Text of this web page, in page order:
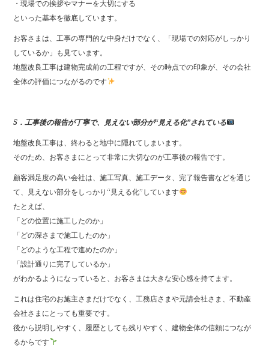
・現場での挨拶やマナーを大切にする
といった基本を徹底しています。
お客さまは、工事の専門的な中身だけでなく、「現場での対応がしっかり
しているか」も見ています。
地盤改良工事は建物完成前の工程ですが、その時点での印象が、その会社
全体の評価につながるのです
5．工事後の報告が丁寧で、見えない部分が“見える化”されている
地盤改良工事は、終わると地中に隠れてしまいます。
そのため、お客さまにとって非常に大切なのが工事後の報告です。
顧客満足度の高い会社は、施工写真、施工データ、完了報告書などを通じ
て、見えない部分をしっかり“見える化”しています
たとえば、
「どの位置に施工したのか」
「どの深さまで施工したのか」
「どのような工程で進めたのか」
「設計通りに完了しているか」
がわかるようになっていると、お客さまは大きな安心感を持てます。
これは住宅のお施主さまだけでなく、工務店さまや元請会社さま、不動産
会社さまにとっても重要です。
後から説明しやすく、履歴としても残りやすく、建物全体の信頼につなが
るからです